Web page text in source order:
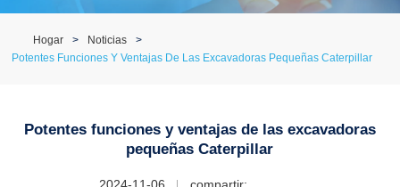
Hogar
Noticias
Potentes Funciones Y Ventajas De Las Excavadoras Pequeñas Caterpillar
Potentes funciones y ventajas de las excavadoras
pequeñas Caterpillar